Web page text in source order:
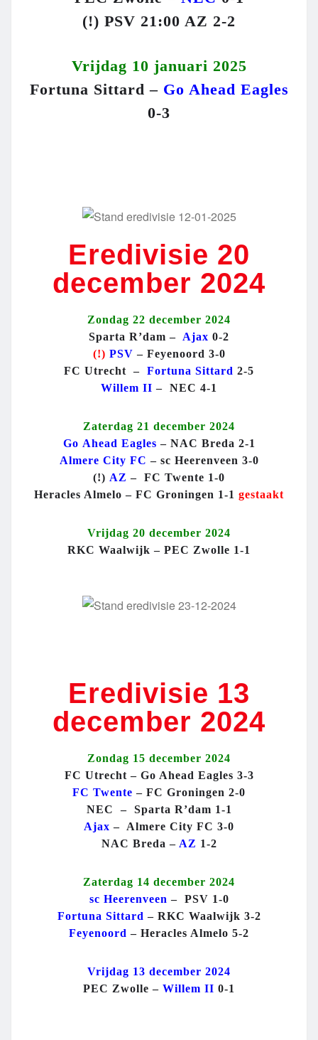
(!) PSV 21:00 AZ 2-2
Vrijdag 10 januari 2025
Fortuna Sittard – Go Ahead Eagles
0-3
Eredivisie 20
december 2024
Zondag 22 december 2024
Sparta R’dam – Ajax 0-2
(!) PSV – Feyenoord 3-0
FC Utrecht – Fortuna Sittard 2-5
Willem II – NEC 4-1
Zaterdag 21 december 2024
Go Ahead Eagles – NAC Breda 2-1
Almere City FC – sc Heerenveen 3-0
(!) AZ – FC Twente 1-0
Heracles Almelo – FC Groningen 1-1 gestaakt
Vrijdag 20 december 2024
RKC Waalwijk – PEC Zwolle 1-1
Eredivisie 13
december 2024
Zondag 15 december 2024
FC Utrecht – Go Ahead Eagles 3-3
FC Twente – FC Groningen 2-0
NEC – Sparta R’dam 1-1
Ajax – Almere City FC 3-0
NAC Breda – AZ 1-2
Zaterdag 14 december 2024
sc Heerenveen – PSV 1-0
Fortuna Sittard – RKC Waalwijk 3-2
Feyenoord – Heracles Almelo 5-2
Vrijdag 13 december 2024
PEC Zwolle – Willem II 0-1